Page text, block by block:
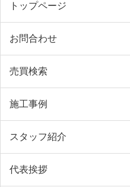
トップページ
お問合わせ
売買検索
施工事例
スタッフ紹介
代表挨拶